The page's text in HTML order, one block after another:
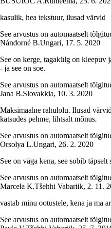
kasulik, hea tekstuur, ilusad värvid
See arvustus on automaatselt
Nándorné B.Ungari, 17. 5. 2020
See on kerge, tagakülg on kleepuv
- ja see on soe.
See arvustus on automaatselt
Jana B.Slovakkia, 10. 3. 2020
Maksimaalne rahulolu. Ilusad
katsudes pehme, lihtsalt mõnus.
See arvustus on automaatselt
Orsolya L.Ungari, 26. 2. 2020
See on väga kena, see sobib
See arvustus on automaatselt
Marcela K.Tšehhi Vabariik, 2. 11.
vastab minu ootustele, kena ja ma
See arvustus on automaatselt